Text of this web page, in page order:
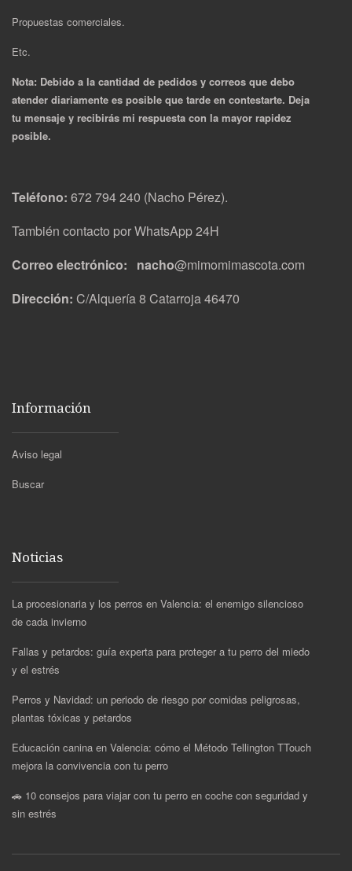
Propuestas comerciales.
Etc.
Nota: Debido a la cantidad de pedidos y correos que debo
atender diariamente es posible que tarde en contestarte. Deja
tu mensaje y recibirás mi respuesta con la mayor rapidez
posible.
Teléfono: 672 794 240 (Nacho Pérez).
También contacto por WhatsApp 24H
Correo electrónico: nacho@mimomimascota.com
Dirección: C/Alquería 8 Catarroja 46470
Información
Aviso legal
Buscar
Noticias
La procesionaria y los perros en Valencia: el enemigo silencioso
de cada invierno
Fallas y petardos: guía experta para proteger a tu perro del miedo
y el estrés
Perros y Navidad: un periodo de riesgo por comidas peligrosas,
plantas tóxicas y petardos
Educación canina en Valencia: cómo el Método Tellington TTouch
mejora la convivencia con tu perro
🚗 10 consejos para viajar con tu perro en coche con seguridad y
sin estrés